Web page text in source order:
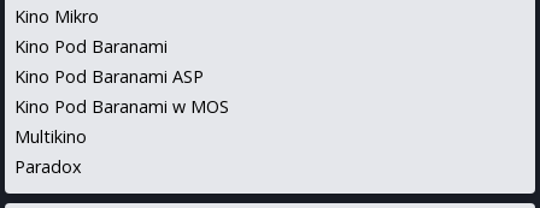
Kino Mikro
Kino Pod Baranami
Kino Pod Baranami ASP
Kino Pod Baranami w MOS
Multikino
Paradox